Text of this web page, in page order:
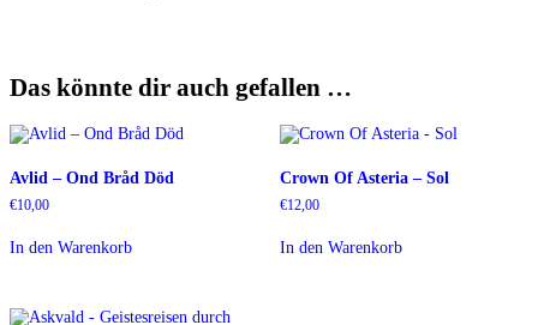
Das könnte dir auch gefallen …
Avlid ‎– Ond Bråd Död
€10,00
In den Warenkorb
Crown Of Asteria – Sol
€12,00
In den Warenkorb